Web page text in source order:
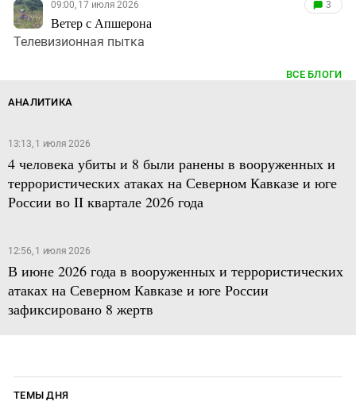
09:00, 17 июля 2026
Ветер с Апшерона
3
Телевизионная пытка
ВСЕ БЛОГИ
АНАЛИТИКА
13:13, 1 июля 2026
4 человека убиты и 8 были ранены в вооруженных и
террористических атаках на Северном Кавказе и юге
России во II квартале 2026 года
12:56, 1 июля 2026
В июне 2026 года в вооруженных и террористических
атаках на Северном Кавказе и юге России
зафиксировано 8 жертв
ТЕМЫ ДНЯ